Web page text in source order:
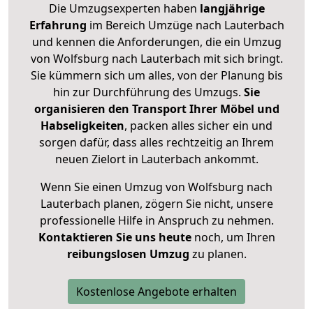
Die Umzugsexperten haben langjährige
Erfahrung im Bereich Umzüge nach Lauterbach
und kennen die Anforderungen, die ein Umzug
von Wolfsburg nach Lauterbach mit sich bringt.
Sie kümmern sich um alles, von der Planung bis
hin zur Durchführung des Umzugs. Sie
organisieren den Transport Ihrer Möbel und
Habseligkeiten, packen alles sicher ein und
sorgen dafür, dass alles rechtzeitig an Ihrem
neuen Zielort in Lauterbach ankommt.
Wenn Sie einen Umzug von Wolfsburg nach
Lauterbach planen, zögern Sie nicht, unsere
professionelle Hilfe in Anspruch zu nehmen.
Kontaktieren Sie uns heutenoch, um Ihren
reibungslosen Umzug zu planen.
Kostenlose Angebote erhalten